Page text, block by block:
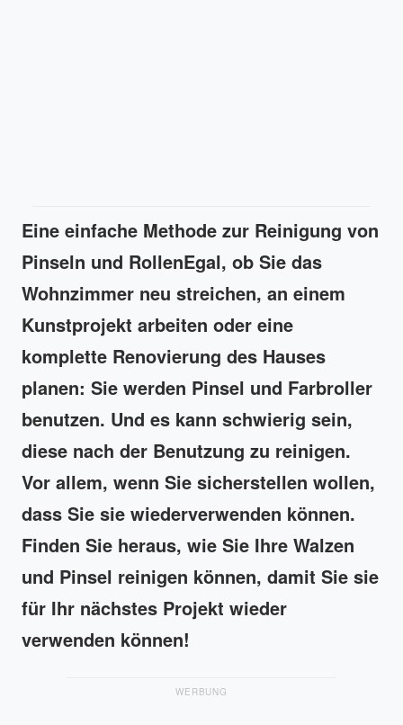
Eine einfache Methode zur Reinigung von
Pinseln und RollenEgal, ob Sie das
Wohnzimmer neu streichen, an einem
Kunstprojekt arbeiten oder eine
komplette Renovierung des Hauses
planen: Sie werden Pinsel und Farbroller
benutzen. Und es kann schwierig sein,
diese nach der Benutzung zu reinigen.
Vor allem, wenn Sie sicherstellen wollen,
dass Sie sie wiederverwenden können.
Finden Sie heraus, wie Sie Ihre Walzen
und Pinsel reinigen können, damit Sie sie
für Ihr nächstes Projekt wieder
verwenden können!
WERBUNG